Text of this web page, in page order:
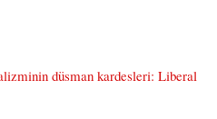
düsman kardesleri: Liberal